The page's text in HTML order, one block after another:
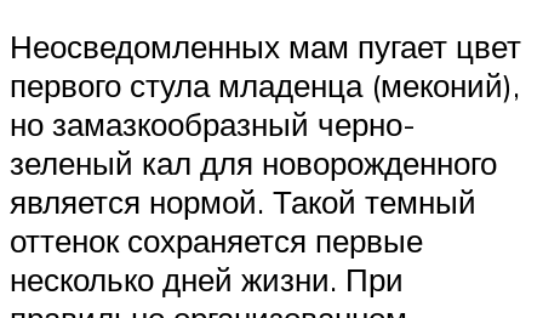
Неосведомленных мам пугает цвет
первого стула младенца (меконий),
но замазкообразный черно-
зеленый кал для новорожденного
является нормой. Такой темный
оттенок сохраняется первые
несколько дней жизни. При